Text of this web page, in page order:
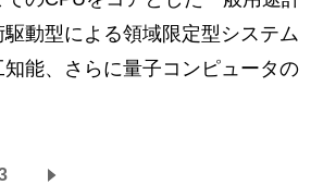
動型による領域限定型システム
能、さらに量子コンピュータの